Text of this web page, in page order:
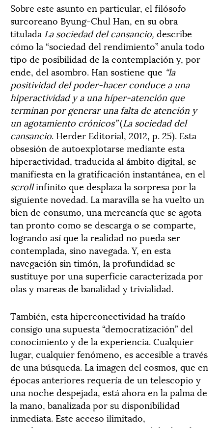
Sobre este asunto en particular, el filósofo
surcoreano Byung-Chul Han, en su obra
titulada La sociedad del cansancio, describe
cómo la “sociedad del rendimiento” anula todo
tipo de posibilidad de la contemplación y, por
ende, del asombro. Han sostiene que “la
positividad del poder-hacer conduce a una
hiperactividad y a una híper-atención que
terminan por generar una falta de atención y
un agotamiento crónicos”(La sociedad del
cansancio. Herder Editorial, 2012, p. 25). Esta
obsesión de autoexplotarse mediante esta
hiperactividad, traducida al ámbito digital, se
manifiesta en la gratificación instantánea, en el
scrollinfinito que desplaza la sorpresa por la
siguiente novedad. La maravilla se ha vuelto un
bien de consumo, una mercancía que se agota
tan pronto como se descarga o se comparte,
logrando así que la realidad no pueda ser
contemplada, sino navegada. Y, en esta
navegación sin timón, la profundidad se
sustituye por una superficie caracterizada por
olas y mareas de banalidad y trivialidad.
También, esta hiperconectividad ha traído
consigo una supuesta “democratización” del
conocimiento y de la experiencia. Cualquier
lugar, cualquier fenómeno, es accesible a través
de una búsqueda. La imagen del cosmos, que en
épocas anteriores requería de un telescopio y
una noche despejada, está ahora en la palma de
la mano, banalizada por su disponibilidad
inmediata. Este acceso ilimitado,